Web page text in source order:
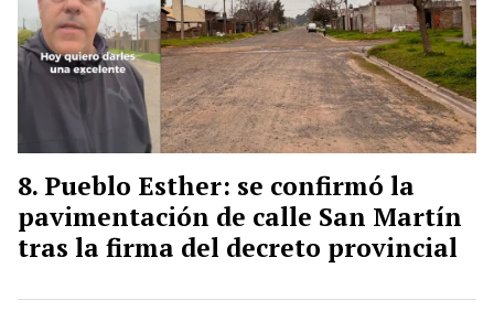
Pueblo Esther: se confirmó la
pavimentación de calle San Martín
tras la firma del decreto provincial